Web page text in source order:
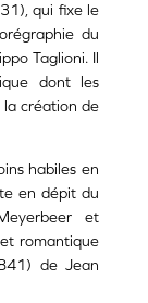
qui fixe le
du
Taglioni. Il
dont les
la création de
habiles en
en dépit du
et
romantique
de Jean